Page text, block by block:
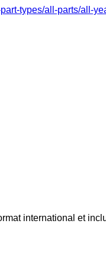
types/all-parts/all-
international et